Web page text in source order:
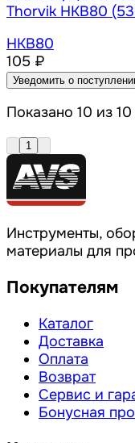
Thorvik HKB80
HKB80
105 ₽
Уведомить о
Показано 10 из 10
1
Инструменты,
материалы для
Покупателям
Каталог
Доставка
Оплата
Возврат
Сервис и
Бонусная